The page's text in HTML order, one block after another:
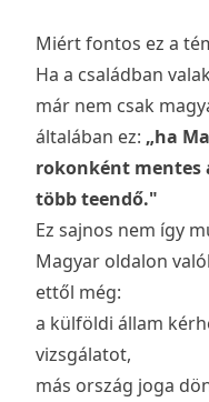
Miért fontos ez a
Ha a családban
már nem csak
általában ez: „ha
rokonként mentes
több teendő."
Ez sajnos nem így
Magyar oldalon
ettől még:
a külföldi állam
vizsgálatot,
más ország joga